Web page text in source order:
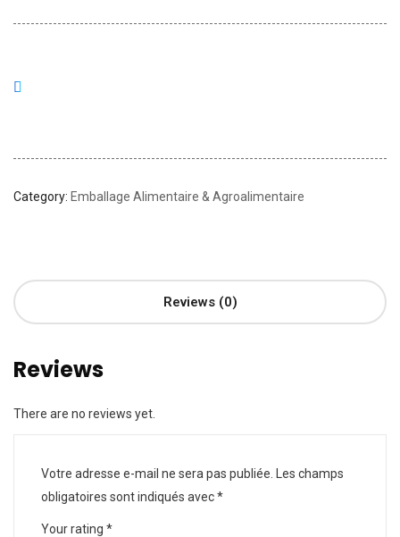
Category: Emballage Alimentaire & Agroalimentaire
Reviews (0)
Reviews
There are no reviews yet.
Votre adresse e-mail ne sera pas publiée.
Les champs
obligatoires sont indiqués avec*
Your rating *